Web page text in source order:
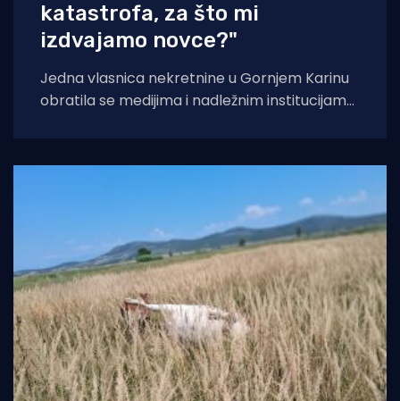
katastrofa, za što mi
izdvajamo novce?"
Jedna vlasnica nekretnine u Gornjem Karinu
obratila se medijima i nadležnim institucijama